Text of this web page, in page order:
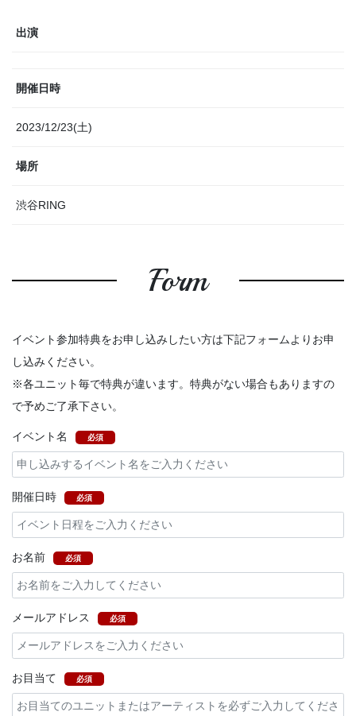
出演
開催日時
2023/12/23(土)
場所
渋谷RING
Form
イベント参加特典をお申し込みしたい方は下記フォームよりお申
し込みください。
※各ユニット毎で特典が違います。特典がない場合もありますの
で予めご了承下さい。
イベント名 必須
開催日時 必須
お名前 必須
メールアドレス 必須
お目当て 必須